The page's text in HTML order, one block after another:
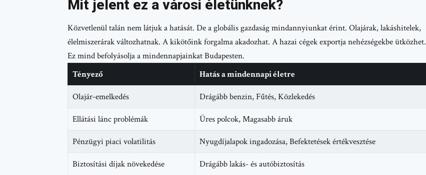
Mit jelent ez a városi életünknek?
Közvetlenül talán nem látjuk a hatását. De a globális gazdaság mindannyiunkat érint. Olajárak, lakáshitelek,
élelmiszerárak változhatnak. A kikötőink forgalma akadozhat. A hazai cégek exportja nehézségekbe ütközhet.
Ez mind befolyásolja a mindennapjainkat Budapesten.
Tényező
Hatás a mindennapi életre
Olajár-emelkedés Drágább benzin, Fűtés, Közlekedés
Ellátási lánc problémák Üres polcok, Magasabb áruk
Pénzügyi piaci volatilitás Nyugdíjalapok ingadozása, Befektetések értékvesztése
Biztosítási díjak növekedése Drágább lakás- és autóbiztosítás